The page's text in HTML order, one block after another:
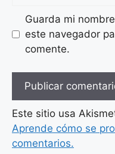
Guarda mi
este navegador
comente.
Este sitio usa
Aprende cómo se
comentarios.